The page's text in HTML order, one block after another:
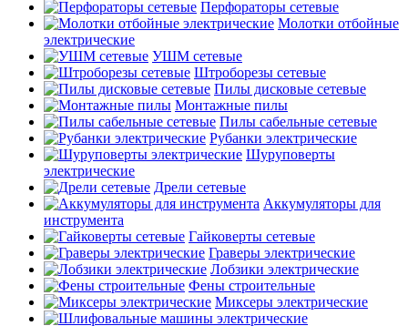
Перфораторы сетевые
Молотки отбойные
электрические
УШМ сетевые
Штроборезы сетевые
Пилы дисковые сетевые
Монтажные пилы
Пилы сабельные сетевые
Рубанки электрические
Шуруповерты
электрические
Дрели сетевые
Аккумуляторы для
инструмента
Гайковерты сетевые
Граверы электрические
Лобзики электрические
Фены строительные
Миксеры электрические